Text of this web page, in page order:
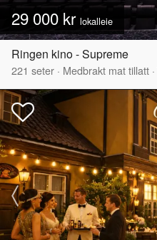
29 000 kr lokalleie
Ringen kino - Supreme
221 seter · Medbrakt mat tillatt ·